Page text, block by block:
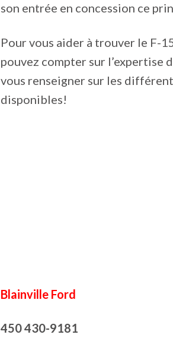
son entrée en concession ce
Pour vous aider à trouver le F-
pouvez compter sur l’expertise
vous renseigner sur les
disponibles!
Blainville Ford
450 430-9181